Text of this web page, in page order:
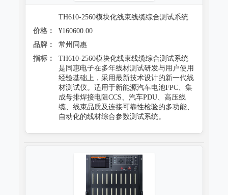
TH610-2560模块化线束线缆综合测试系统
价格：
¥160600.00
品牌：
常州同惠
指标：
TH610-2560模块化线束线缆综合测试系统
是同惠电子在多年线材测试研发与用户使用
经验基础上，采用最新技术设计的新一代线
材测试仪。适用于新能源汽车电池FPC、集
成母排焊接电阻CCS、汽车PDU、高压线
缆、线束品质及连接可靠性检验的多功能、
自动化的线材综合参数测试系统。